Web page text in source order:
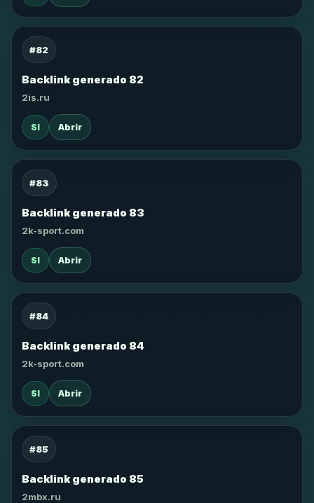
#82
Backlink generado 82
2is.ru
SI Abrir
#83
Backlink generado 83
2k-sport.com
SI Abrir
#84
Backlink generado 84
2k-sport.com
SI Abrir
#85
Backlink generado 85
2mbx.ru